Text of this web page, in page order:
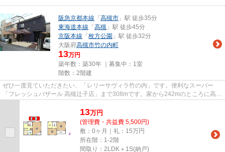
阪急京都本線 「 高槻市 」駅 徒歩35分
東海道本線 「 高槻 」駅 徒歩45分
京阪本線 「 枚方公園 」駅 徒歩32分
大阪府高槻市竹の内町
13万円
築年数：築30年 ｜募集中： 1室
階数：2階建
ぜひ一度見ていただきたい、「レリーサヴィラ竹の内」です。便利なスーパー
「フレッシュバザール 高槻辻子店」まで308mです。家から242mのところに高槻
13万円
(管理費・共益費 5,500円)
敷：0ヶ月｜礼：15万円
所在階：1-2階
間取り：2LDK＋1S(納戸)